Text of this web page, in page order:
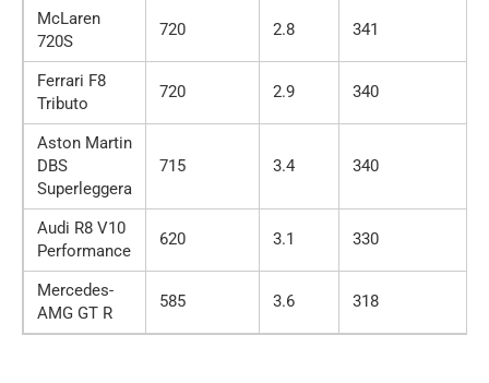
McLaren
720S
720 2.8 341
Ferrari F8
Tributo
720 2.9 340
Aston Martin
DBS
Superleggera
715 3.4 340
Audi R8 V10
Performance
620 3.1 330
Mercedes-
AMG GT R
585 3.6 318